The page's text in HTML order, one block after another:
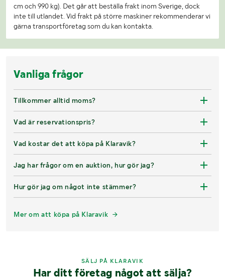
cm och 990 kg). Det går att beställa frakt inom Sverige, dock
inte till utlandet. Vid frakt på större maskiner rekommenderar vi
gärna transportföretag som du kan kontakta.
Vanliga frågor
Tillkommer alltid moms?
Vad är reservationspris?
Vad kostar det att köpa på Klaravik?
Jag har frågor om en auktion, hur gör jag?
Hur gör jag om något inte stämmer?
Mer om att köpa på Klaravik
SÄLJ PÅ KLARAVIK
Har ditt företag något att sälja?